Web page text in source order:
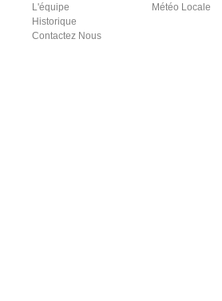
L'équipe
Historique
Contactez Nous
Météo Locale